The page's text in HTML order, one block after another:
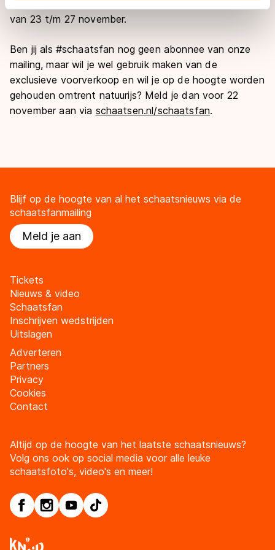
adequaat beschermingsniveau geldt volgens de GDPR.
Door op ‘Toestaan’ te klikken, stemt u in met deze
#schaatsfans zelfs 10% korting tijdens de pre-sale
van 23 t/m 27 november.
Ben jij als #schaatsfan nog geen abonnee van onze
mailing, maar wil je wel gebruik maken van de
exclusieve voorverkoop en wil je op de hoogte worden
gehouden omtrent natuurijs? Meld je dan voor 22
november aan via schaatsen.nl/schaatsfan.
Blijf op de hoogte van al het schaatsnieuws via de
schaatsfanmailing
Meld je aan
Tickets
Nieuws & video
Schaatsfan
Inschrijven wedstrijden
Uitslagen
Adverteren
Partners
Privacy
Cookies
Contact
Altijd op de hoogte van het laatste schaatsnieuws?
Volg ons ook op social media voor alle leuke
schaatsfoto's, video's en meer!